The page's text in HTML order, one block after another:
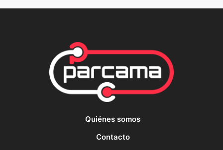
Quiénes somos
Contacto